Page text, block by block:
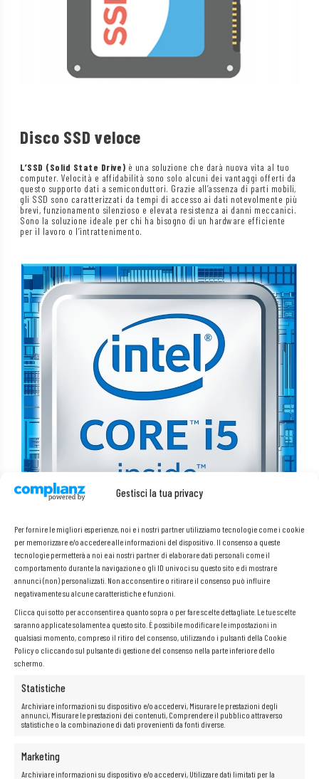
Gestisci la tua privacy
Per fornire le migliori esperienze, noi e i nostri partner utilizziamo tecnologie come i cookie
per memorizzare e/o accedere alle informazioni del dispositivo. Il consenso a queste
tecnologie permetterà a noi e ai nostri partner di elaborare dati personali come il
comportamento durante la navigazione o gli ID univoci su questo sito e di mostrare
annunci (non) personalizzati. Non acconsentire o ritirare il consenso può influire
negativamente su alcune caratteristiche e funzioni.
Clicca qui sotto per acconsentire a quanto sopra o per fare scelte dettagliate. Le tue scelte
saranno applicate solamente a questo sito. È possibile modificare le impostazioni in
qualsiasi momento, compreso il ritiro del consenso, utilizzando i pulsanti della Cookie
Policy o cliccando sul pulsante di gestione del consenso nella parte inferiore dello
schermo.
Statistiche
Archiviare informazioni su dispositivo e/o accedervi, Misurare le prestazioni degli
annunci, Misurare le prestazioni dei contenuti, Comprendere il pubblico attraverso
statistiche o la combinazione di dati provenienti da fonti diverse.
Marketing
Archiviare informazioni su dispositivo e/o accedervi, Utilizzare dati limitati per la
Disco SSD veloce
L’SSD (Solid State Drive) è una soluzione che darà nuova vita al tuo
computer. Velocità e affidabilità sono solo alcuni dei vantaggi offerti da
questo supporto dati a semiconduttori. Grazie all’assenza di parti mobili,
gli SSD sono caratterizzati da tempi di accesso ai dati notevolmente più
brevi, funzionamento silenzioso e elevata resistenza ai danni meccanici.
Sono la soluzione ideale per chi ha bisogno di un hardware efficiente
per il lavoro o l’intrattenimento.
Processore Intel® Core™ i5-8250U
I processoriIntel Core i5sono la soluzione perfetta per chi cerca
funzionamento, consentendo agli utenti di aprire rapidamente file e
programmi e di passare istantaneamente da un’applicazione all’altra e
da un sito web all’altro. Inoltre, questi processori offrono eccezionali
capacità di intrattenimento e una riproduzione fluida di film in alta
definizione.